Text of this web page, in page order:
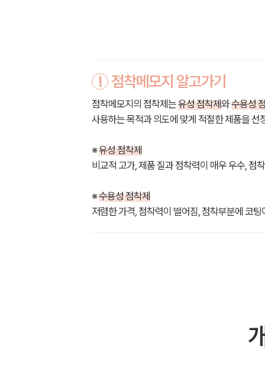
! 점착메모지 알고가기
점착메모지의 점착제는유성 점착제와수용성
사용하는 목적과 의도에 맞게 적절한 제품을 선
※유성 점착제
비교적 고가, 제품 질과 점착력이 매우 우수, 점
※수용성 점착제
저렴한 가격, 점착력이 떨어짐, 점착부분에 코